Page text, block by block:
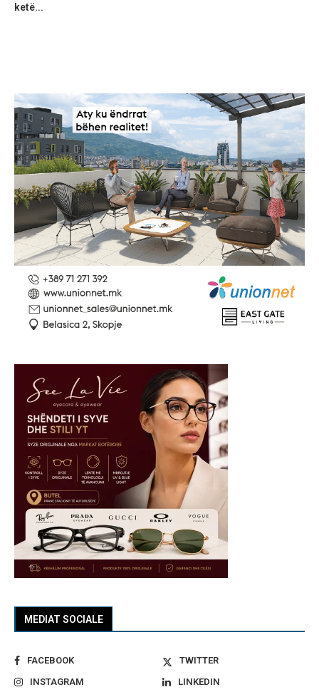
MEDIAT SOCIALE
FACEBOOK
TWITTER
INSTAGRAM
LINKEDIN
ketë...